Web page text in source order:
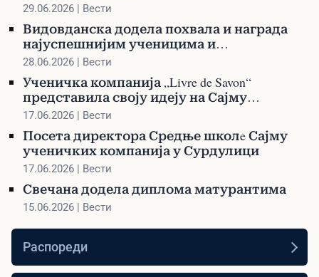
29.06.2026 | Вести
Видовданска додела похвала и награда
најуспешнијим ученицима и
професорима
28.06.2026 | Вести
Ученичка компанија „Livre de Savon“
представила своју идеју на Сајму
ученичких компанија у Сурдулици
17.06.2026 | Вести
Посета директора Средње школe Сајму
ученичких компанија у Сурдулици
17.06.2026 | Вести
Свечана додела диплома матурантима
15.06.2026 | Вести
Распореди